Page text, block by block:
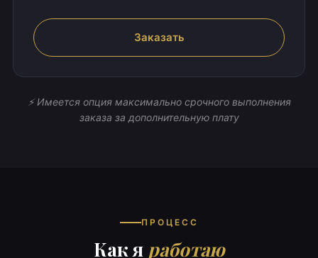
Заказать
⚡ Имеется опция максимально срочного выполнения
заказа за дополнительную плату
ПРОЦЕСС
Как я работаю